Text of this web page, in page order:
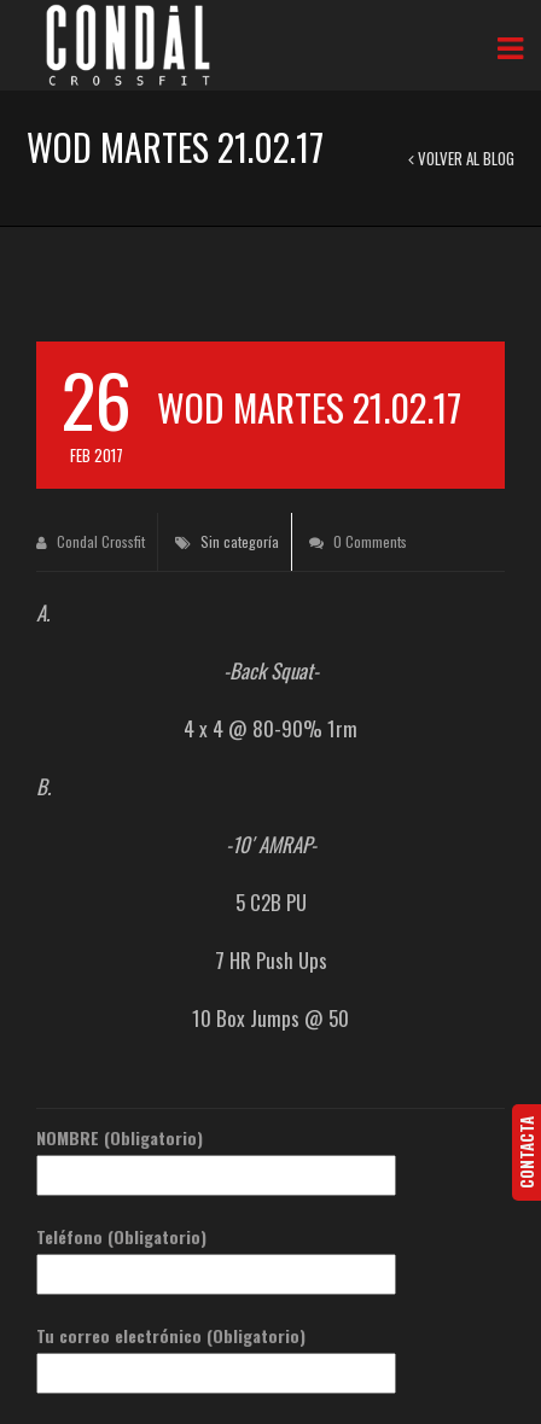
WOD MARTES 21.02.17 VOLVER AL BLOG
26
FEB 2017
WOD MARTES 21.02.17
Condal Crossfit Sin categoría 0 Comments
A.
-Back Squat-
4 x 4 @ 80-90% 1rm
B.
-10′ AMRAP-
5 C2B PU
7 HR Push Ups
10 Box Jumps @ 50
NOMBRE (Obligatorio)
Teléfono (Obligatorio)
Tu correo electrónico (Obligatorio)
CONTACTA